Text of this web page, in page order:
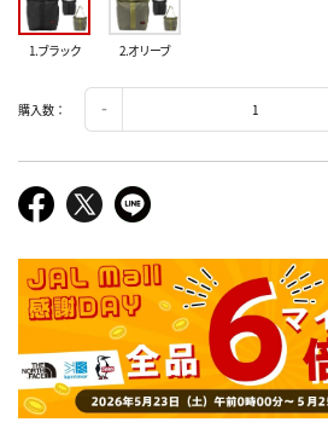
1.ブラック 2.オリーブ
購入数：